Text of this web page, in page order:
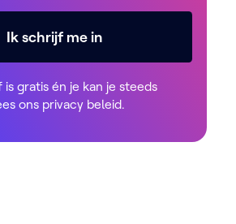
Ik schrijf me in
gratis én je kan je steeds
ons privacy beleid.